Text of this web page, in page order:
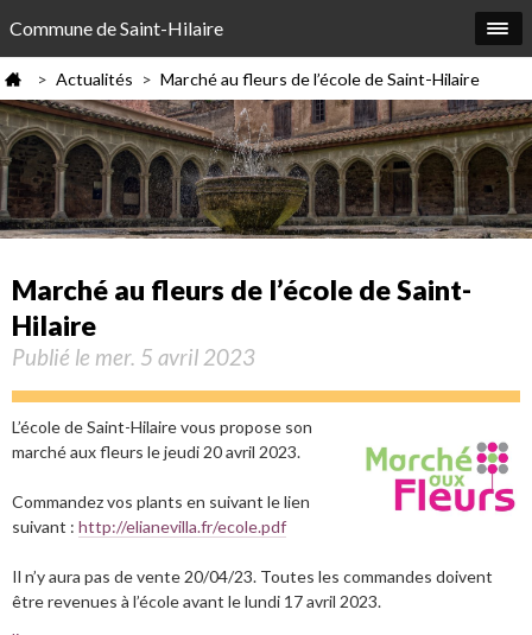
Commune de Saint-Hilaire
> Actualités > Marché au fleurs de l’école de Saint-Hilaire
Marché au fleurs de l’école de Saint-
Hilaire
Publié le mer. 5 avril 2023
L’école de Saint-Hilaire vous propose son
marché aux fleurs le jeudi 20 avril 2023.
Commandez vos plants en suivant le lien
suivant : http://elianevilla.fr/ecole.pdf
Il n’y aura pas de vente 20/04/23. Toutes les commandes doivent
être revenues à l’école avant le lundi 17 avril 2023.